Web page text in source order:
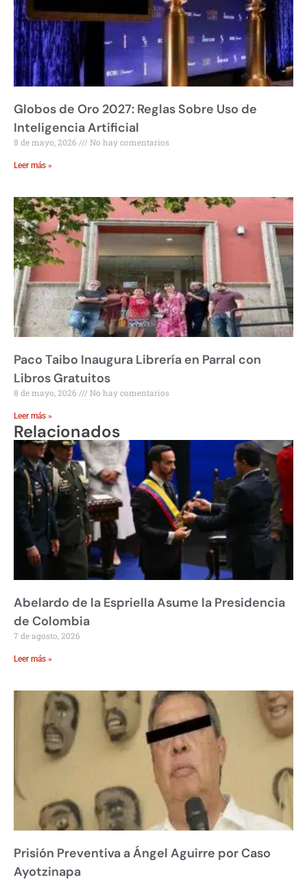
Globos de Oro 2027: Reglas Sobre Uso de
Inteligencia Artificial
8 de mayo, 2026 No hay comentarios
Leer más »
Paco Taibo Inaugura Librería en Parral con
Libros Gratuitos
8 de mayo, 2026 No hay comentarios
Leer más »
Relacionados
Abelardo de la Espriella Asume la Presidencia
de Colombia
7 de agosto, 2026
Leer más »
Prisión Preventiva a Ángel Aguirre por Caso
Ayotzinapa